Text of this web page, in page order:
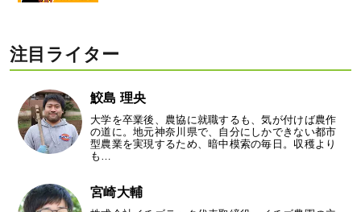
注目ライター
鮫島 理央
大学を卒業後、農協に就職するも、気が付けば農作
の道に。地元神奈川県で、自分にしかできない都市
型農業を実現するため、暗中模索の毎日。収穫より
も…
宮崎大輔